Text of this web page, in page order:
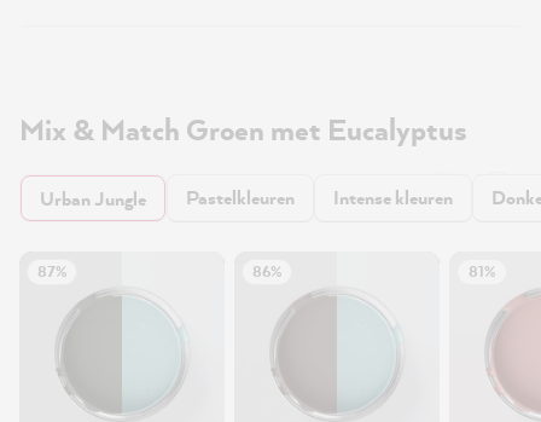
Mix & Match Groen met Eucalyptus
Urban Jungle Pastelkleuren Intense kleuren
87% 86% 81%